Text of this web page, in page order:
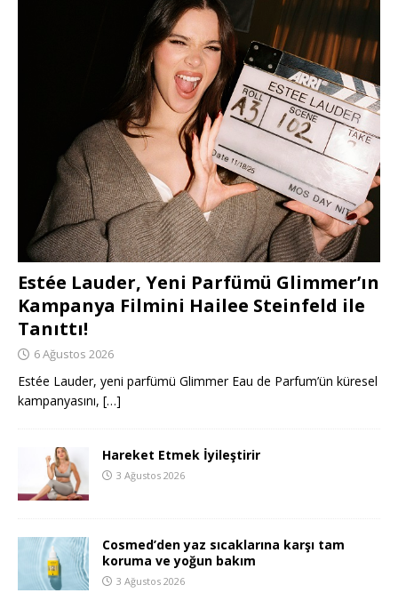
Estée Lauder, Yeni Parfümü Glimmer’ın
Kampanya Filmini Hailee Steinfeld ile
Tanıttı!
6 Ağustos 2026
Estée Lauder, yeni parfümü Glimmer Eau de Parfum’ün küresel
kampanyasını, […]
Hareket Etmek İyileştirir
3 Ağustos 2026
Cosmed’den yaz sıcaklarına karşı tam
koruma ve yoğun bakım
3 Ağustos 2026